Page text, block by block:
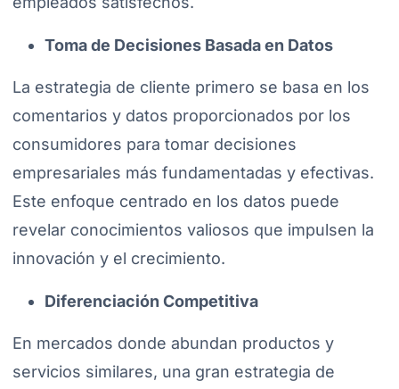
Toma de Decisiones Basada en Datos
La estrategia de cliente primero se basa en los
comentarios y datos proporcionados por los
consumidores para tomar decisiones
empresariales más fundamentadas y efectivas.
Este enfoque centrado en los datos puede
revelar conocimientos valiosos que impulsen la
innovación y el crecimiento.
Diferenciación Competitiva
En mercados donde abundan productos y
servicios similares, una gran estrategia de